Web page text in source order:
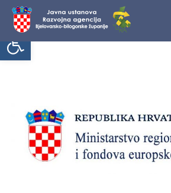
Open toolbar
Skip
to